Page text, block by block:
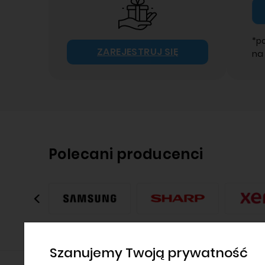
ZAREJESTRUJ SIĘ
na
Polecani producenci
Szanujemy Twoją prywatność